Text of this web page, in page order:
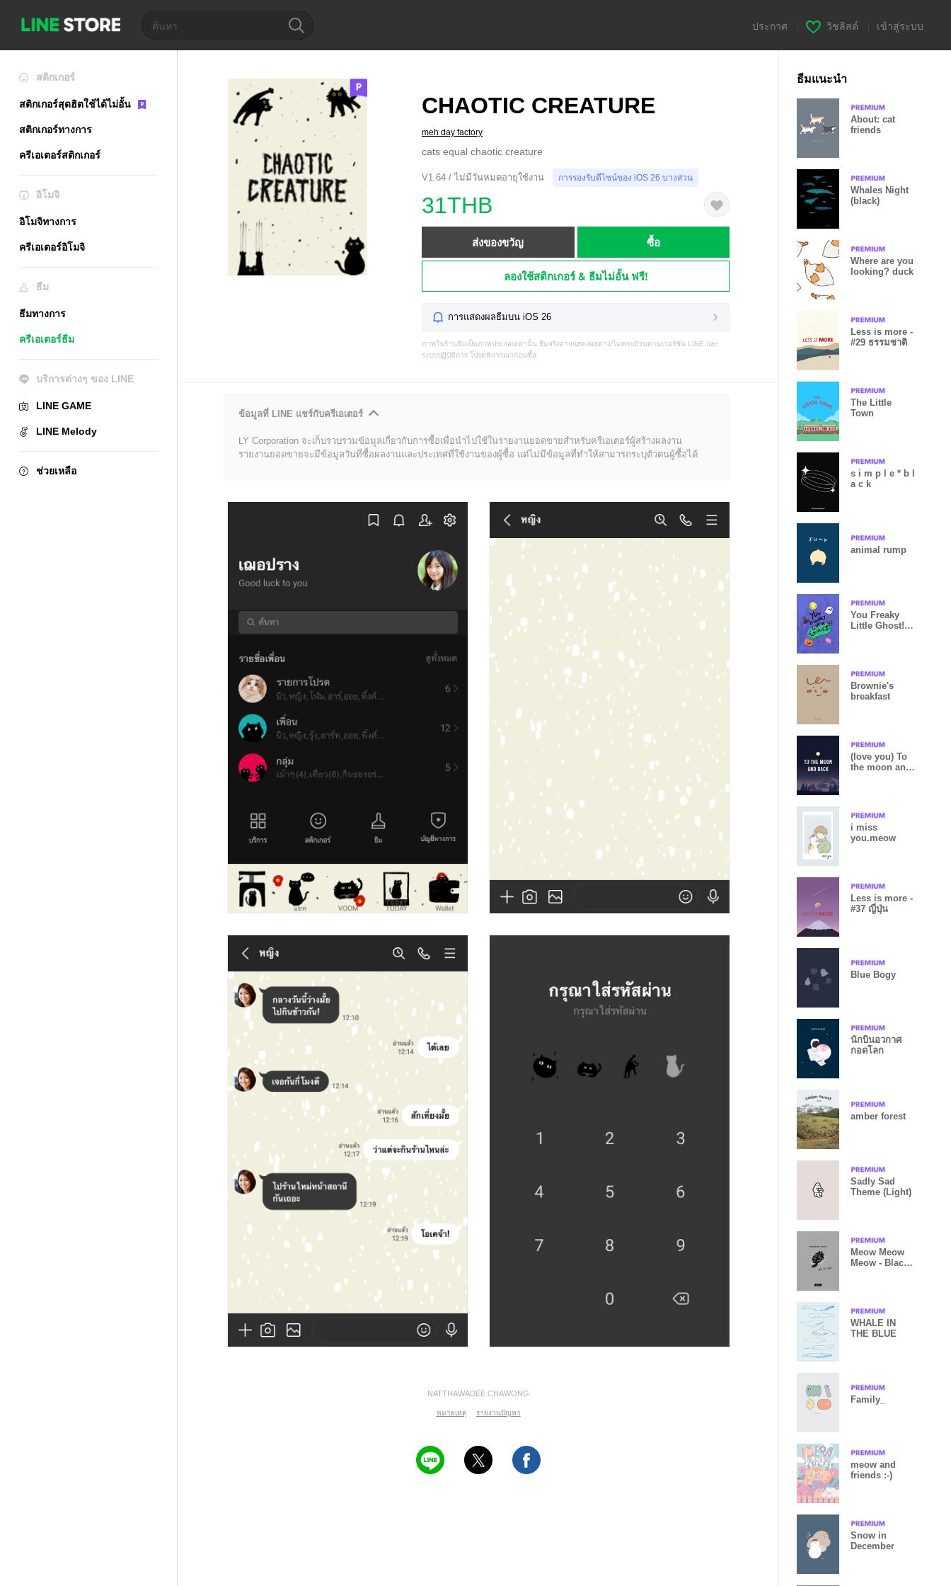
ประกาศ วิชลิสต์ เข้าสู่ระบบ
สติกเกอร์
สติกเกอร์สุดฮิตใช้ได้ไม่อั้น
สติกเกอร์ทางการ
ครีเอเตอร์สติกเกอร์
อิโมจิ
อิโมจิทางการ
ครีเอเตอร์อิโมจิ
ธีม
ธีมทางการ
ครีเอเตอร์ธีม
บริการต่างๆ ของ LINE
LINE GAME
LINE Melody
ช่วยเหลือ
CHAOTIC CREATURE
meh day factory
cats equal chaotic creature
V1.64 / ไม่มีวันหมดอายุใช้งาน การรองรับดีไซน์ของ iOS 26 บางส่วน
31THB
ส่งของขวัญ ซื้อ
ลองใช้สติกเกอร์ & ธีมไม่อั้น ฟรี!
การแสดงผลธีมบน iOS 26
ภาพในร้านธีมเป็นภาพประกอบเท่านั้น ธีมจริงอาจแสดงผลต่าง/ไม่ครบถ้วนตามเวอร์ชัน LINE และ
ระบบปฏิบัติการ โปรดพิจารณาก่อนซื้อ
ข้อมูลที่ LINE แชร์กับครีเอเตอร์
LY Corporation จะเก็บรวบรวมข้อมูลเกี่ยวกับการซื้อเพื่อนำไปใช้ในรายงานยอดขายสำหรับครีเอเตอร์ผู้สร้างผลงาน
รายงานยอดขายจะมีข้อมูลวันที่ซื้อผลงานและประเทศที่ใช้งานของผู้ซื้อ แต่ไม่มีข้อมูลที่ทำให้สามารถระบุตัวตนผู้ซื้อได้
NATTHAWADEE CHAWONG
หมายเหตุ รายงานปัญหา
ธีมแนะนำ
About: cat
friends
Whales Night
(black)
Where are you
looking? duck
Less is more -
#29 ธรรมชาติ
The Little
Town
s i m p l e * b l
a c k
animal rump
You Freaky
Little Ghost!
Brownie's
breakfast
(love you) To
the moon and
i miss
you.meow
Less is more -
#37 ญี่ปุ่น
Blue Bogy
นักบินอวกาศ
กอดโลก
amber forest
Sadly Sad
Theme (Light)
Meow Meow
Meow - Black
WHALE IN
THE BLUE
Family_
meow and
friends :-)
Snow in
December